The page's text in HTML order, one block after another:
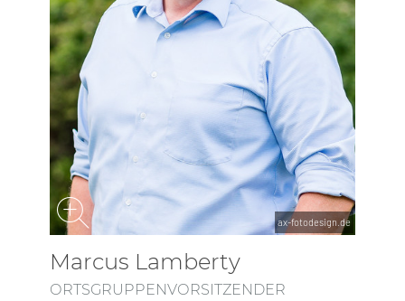
ax-fotodesign.de
Marcus Lamberty
ORTSGRUPPENVORSITZENDER